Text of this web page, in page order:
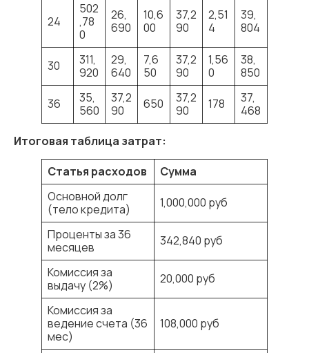
24
502
,78
0
26,
690
10,6
00
37,2
90
2,51
4
39,
804
30
311,
920
29,
640
7,6
50
37,2
90
1,56
0
38,
850
36
35,
560
37,2
90
650
37,2
90
178
37,
468
Итоговая таблица затрат:
Статья расходов
Сумма
Основной долг
(тело кредита)
1,000,000 руб
Проценты за 36
месяцев
342,840 руб
Комиссия за
выдачу (2%)
20,000 руб
Комиссия за
ведение счета (36
мес)
108,000 руб